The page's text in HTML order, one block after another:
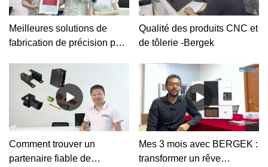
Meilleures solutions de
fabrication de précision pour
- Bergek CNC
Qualité des produits CNC et
de tôlerie -Bergek
Comment trouver un
partenaire fiable de
Mes 3 mois avec BERGEK :
transformer un rêve